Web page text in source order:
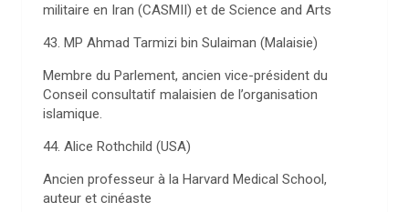
militaire en Iran (CASMII) et de Science and Arts
43. MP Ahmad Tarmizi bin Sulaiman (Malaisie)
Membre du Parlement, ancien vice-président du
Conseil consultatif malaisien de l’organisation
islamique.
44. Alice Rothchild (USA)
Ancien professeur à la Harvard Medical School,
auteur et cinéaste